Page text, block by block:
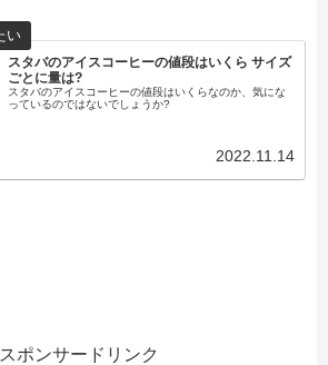
スタバのアイスコーヒーの値段はいくら サイズ
ごとに量は?
スタバのアイスコーヒーの値段はいくらなのか、気にな
っているのではないでしょうか?
2022.11.14
スポンサードリンク